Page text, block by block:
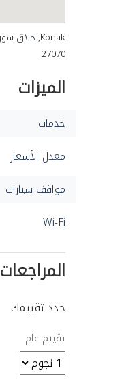
27070
الميزات
خدمات
معدل الأسعار
مواقف سيارات
Wi-Fi
المراجعات
حدد تقييمك
تقييم عام